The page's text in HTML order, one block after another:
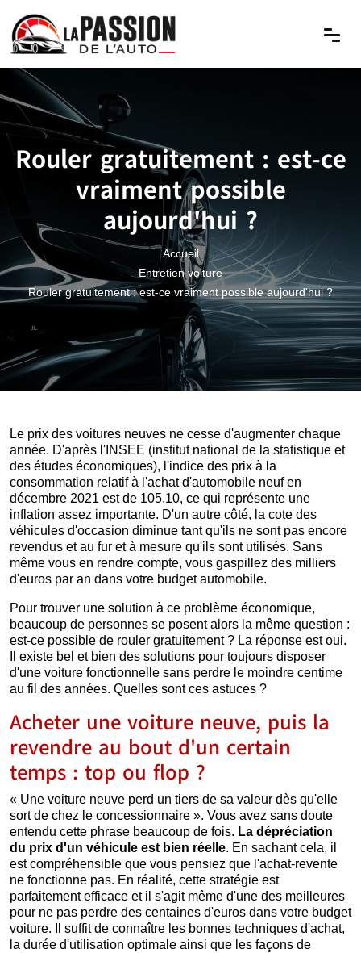
Rouler gratuitement : est-ce
vraiment possible
aujourd'hui ?
Accueil
Entretien voiture
Rouler gratuitement : est-ce vraiment possible aujourd'hui ?
Le prix des voitures neuves ne cesse d'augmenter chaque
année. D'après l'INSEE (institut national de la statistique et
des études économiques), l'indice des prix à la
consommation relatif à l'achat d'automobile neuf en
décembre 2021 est de 105,10, ce qui représente une
inflation assez importante. D'un autre côté, la cote des
véhicules d'occasion diminue tant qu'ils ne sont pas encore
revendus et au fur et à mesure qu'ils sont utilisés. Sans
même vous en rendre compte, vous gaspillez des milliers
d'euros par an dans votre budget automobile.
Pour trouver une solution à ce problème économique,
beaucoup de personnes se posent alors la même question :
est-ce possible de rouler gratuitement ? La réponse est oui.
Il existe bel et bien des solutions pour toujours disposer
d'une voiture fonctionnelle sans perdre le moindre centime
au fil des années. Quelles sont ces astuces ?
Acheter une voiture neuve, puis la
revendre au bout d'un certain
temps : top ou flop ?
« Une voiture neuve perd un tiers de sa valeur dès qu'elle
sort de chez le concessionnaire ». Vous avez sans doute
entendu cette phrase beaucoup de fois. La dépréciation
du prix d'un véhicule est bien réelle. En sachant cela, il
est compréhensible que vous pensiez que l'achat-revente
ne fonctionne pas. En réalité, cette stratégie est
parfaitement efficace et il s'agit même d'une des meilleures
pour ne pas perdre des centaines d'euros dans votre budget
voiture. Il suffit de connaître les bonnes techniques d'achat,
la durée d'utilisation optimale ainsi que les façons de